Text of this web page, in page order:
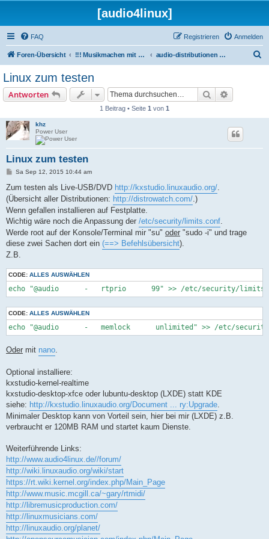
[audio4linux]
FAQ Anmelden
Registrieren
Foren-Übersicht !!! Musikmachen mit Linux !!! audio-distributionen & co
Linux zum testen
Antworten Suche
1 Beitrag • Seite 1 von 1
khz
Power User
Linux zum testen
B
i
r
a
g
Sa Sep 12, 2015 10:44 am
Zum testen als Live-USB/DVD http://kxstudio.linuxaudio.org/.
(Übersicht aller Distributionen: http://distrowatch.com/.)
Wenn gefallen installieren auf Festplatte.
Wichtig wäre noch die Anpassung der /etc/security/limits.conf.
Werde root auf der Konsole/Terminal mir "su" oder "sudo -i" und trage
diese zwei Sachen dort ein (==> Befehlsübersicht).
Z.B.
CODE: ALLES AUSWÄHLEN
echo "@audio      -   rtprio      99" >> /etc/security/
CODE: ALLES AUSWÄHLEN
echo "@audio      -   memlock      unlimited" >> /etc/
Oder mit nano.
Optional installiere:
kxstudio-kernel-realtime
kxstudio-desktop-xfce oder lubuntu-desktop (LXDE) statt KDE
siehe: http://kxstudio.linuxaudio.org/Document ... ry:Upgrade.
Minimaler Desktop kann von Vorteil sein, hier bei mir (LXDE) z.B.
verbraucht er 120MB RAM und startet kaum Dienste.
Weiterführende Links:
http://www.audio4linux.de//forum/
http://wiki.linuxaudio.org/wiki/start
https://rt.wiki.kernel.org/index.php/Main_Page
http://www.music.mcgill.ca/~gary/rtmidi/
http://libremusicproduction.com/
http://linuxmusicians.com/
http://linuxaudio.org/planet/